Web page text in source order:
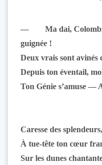
— Ma dai,
guignée !
Deux vrais sont avinés
Depuis ton éventail,
Ton Génie s’amuse —
Caresse des
À tue-tête ton cœur
Sur les dunes